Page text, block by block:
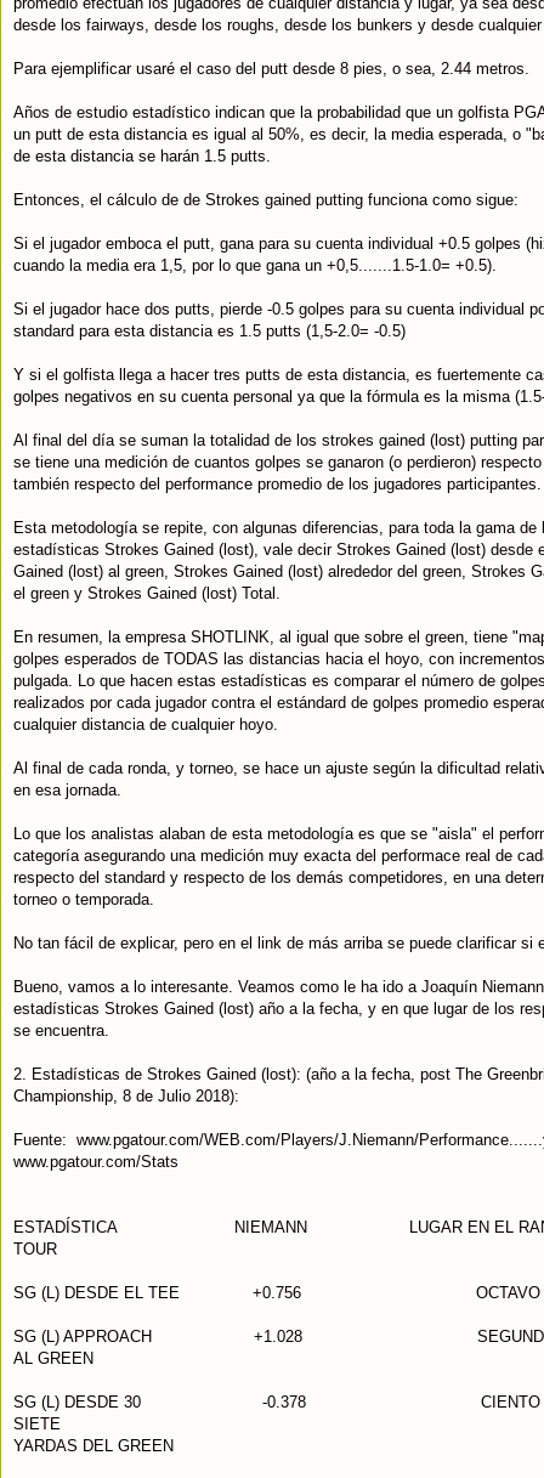
desde los fairways, desde los roughs, desde los bunkers y desde
Para ejemplificar usaré el caso del putt desde 8 pies, o sea, 2.44 metros.
Años de estudio estadístico indican que la probabilidad que un golfista
un putt de esta distancia es igual al 50%, es decir, la media esperada, o
de esta distancia se harán 1.5 putts.
Entonces, el cálculo de de Strokes gained putting funciona como sigue:
Si el jugador emboca el putt, gana para su cuenta individual +0.5 golpes
cuando la media era 1,5, por lo que gana un +0,5.......1.5-1.0= +0.5).
Si el jugador hace dos putts, pierde -0.5 golpes para su cuenta individual
standard para esta distancia es 1.5 putts (1,5-2.0= -0.5)
Y si el golfista llega a hacer tres putts de esta distancia, es fuertemente
golpes negativos en su cuenta personal ya que la fórmula es la misma
Al final del día se suman la totalidad de los strokes gained (lost) putting
se tiene una medición de cuantos golpes se ganaron (o perdieron)
también respecto del performance promedio de los jugadores participantes.
Esta metodología se repite, con algunas diferencias, para toda la gama de
estadísticas Strokes Gained (lost), vale decir Strokes Gained (lost) desde
Gained (lost) al green, Strokes Gained (lost) alrededor del green, Strokes
el green y Strokes Gained (lost) Total.
En resumen, la empresa SHOTLINK, al igual que sobre el green, tiene
golpes esperados de TODAS las distancias hacia el hoyo, con
pulgada. Lo que hacen estas estadísticas es comparar el número de
realizados por cada jugador contra el estándard de golpes promedio
cualquier distancia de cualquier hoyo.
Al final de cada ronda, y torneo, se hace un ajuste según la dificultad
en esa jornada.
Lo que los analistas alaban de esta metodología es que se "aisla" el
categoría asegurando una medición muy exacta del performace real de
respecto del standard y respecto de los demás competidores, en una
torneo o temporada.
No tan fácil de explicar, pero en el link de más arriba se puede clarificar si
Bueno, vamos a lo interesante. Veamos como le ha ido a Joaquín
estadísticas Strokes Gained (lost) año a la fecha, y en que lugar de los
se encuentra.
2. Estadísticas de Strokes Gained (lost): (año a la fecha, post The
Championship, 8 de Julio 2018):
Fuente: www.pgatour.com/WEB.com/Players/J.Niemann/
www.pgatour.com/Stats
ESTADÍSTICA NIEMANN LUGAR EN EL
TOUR
SG (L) DESDE EL TEE +0.756 OCTAVO
SG (L) APPROACH +1.028
AL GREEN
SG (L) DESDE 30 -0.378 CIENTO
SIETE
YARDAS DEL GREEN